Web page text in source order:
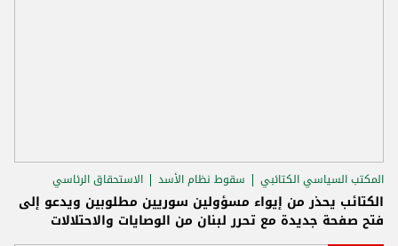
المكتب السياسي الكتائبي سقوط نظام الأسد الاستحقاق الرئاسي
الكتائب يحذر من إيواء مسؤولين سوريين مطلوبين ويدعو إلى
فتح صفحة جديدة مع تحرر لبنان من الوصايات والاحتلالات